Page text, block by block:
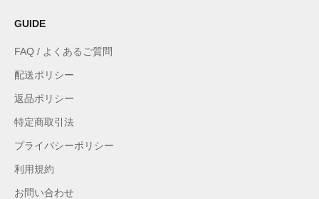
GUIDE
FAQ / よくあるご質問
配送ポリシー
返品ポリシー
特定商取引法
プライバシーポリシー
利用規約
お問い合わせ